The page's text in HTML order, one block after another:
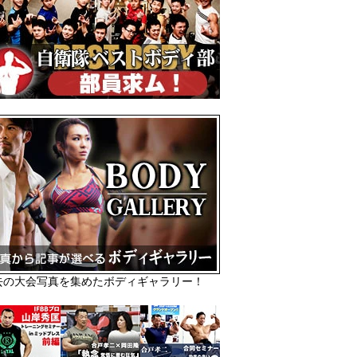
の大会写真を集めたボディギャラリー！